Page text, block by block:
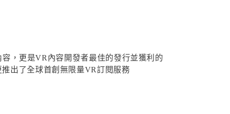
，更是VR內容開發者最佳的發行並獲利的
出了全球首創無限量VR訂閱服務